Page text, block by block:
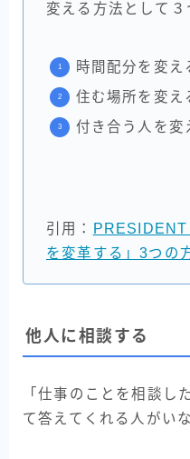
変える方法として３
時間配分を変え
住む場所を変え
付き合う人を変
引用：
を変革する」3つの
他人に相談する
「仕事のことを相談し
て答えてくれる人がいな